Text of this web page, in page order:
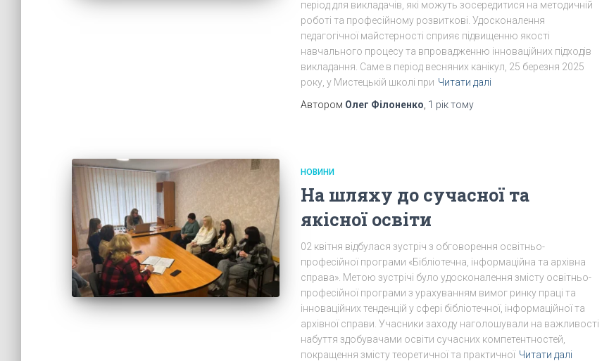
період для викладачів, які можуть зосередитися на методичній
роботі та професійному розвиткові. Удосконалення
педагогічної майстерності сприяє підвищенню якості
навчального процесу та впровадженню інноваційних підходів
викладання. Саме в період весняних канікул, 25 березня 2025
року, у Мистецькій школі при Читати далі
Автором Олег Філоненко 1 ріктому
НОВИНИ
На шляху до сучасної та
якісної освіти
02 квітня відбулася зустріч з обговорення освітньо-
професійної програми «Бібліотечна, інформаційна та архівна
справа». Метою зустрічі було удосконалення змісту освітньо-
професійної програми з урахуванням вимог ринку праці та
інноваційних тенденцій у сфері бібліотечної, інформаційної та
архівної справи. Учасники заходу наголошували на важливості
набуття здобувачами освіти сучасних компетентностей,
покращення змісту теоретичної та практичної Читати далі